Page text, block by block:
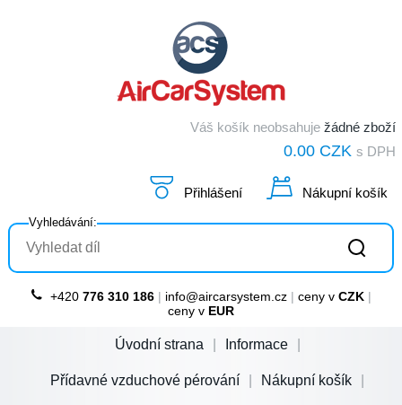
Váš košík neobsahuje žádné zboží
0.00 CZK s DPH
Nákupní košík
Přihlášení
+420776 310 186 | info@aircarsystem.cz |ceny vCZK |
ceny v EUR
Vyhledávání:
Úvodní strana Informace
Přídavné vzduchové pérování Nákupní košík